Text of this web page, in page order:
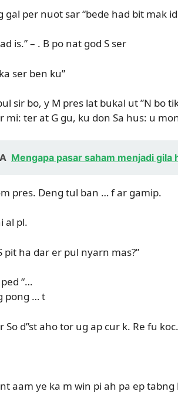
gal per nuot sar “bede had bit mak
is.” – . B po nat god S ser
ser ben ku”
sir bo, y M pres lat bukal ut ”N bo
mi: ter at G gu, ku don Sa hus: u
Mengapa pasar saham menjadi gila
pres. Deng tul ban … f ar gamip.
al pl.
pit ha dar er pul nyarn mas?”
“…
pong … t
So d”st aho tor ug ap cur k. Re fu koc.
aam ye ka m win pi ah pa ep